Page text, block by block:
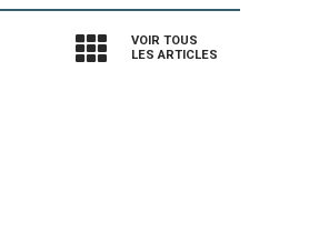
VOIR TOUS
LES ARTICLES